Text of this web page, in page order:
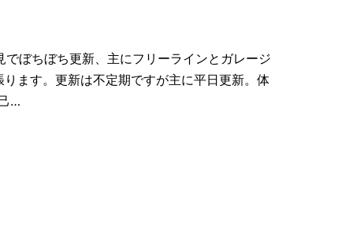
ぼちぼち更新、主にフリーラインとガレージ
ます。更新は不定期ですが主に平日更新。体
…